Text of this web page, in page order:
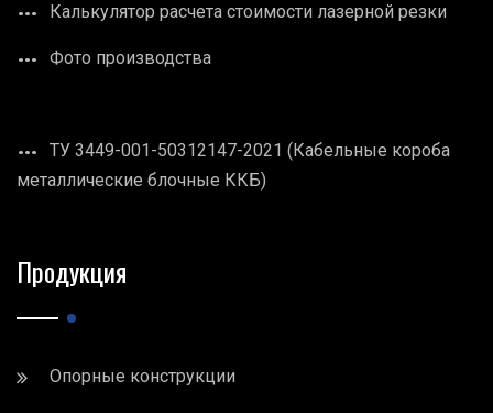
Калькулятор расчета стоимости лазерной резки
Фото производства
ТУ 3449-001-50312147-2021 (Кабельные короба
металлические блочные ККБ)
Продукция
Опорные конструкции